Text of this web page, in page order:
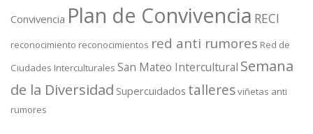
Convivencia Plan de Convivencia RECI
reconocimiento reconocimientos red anti rumores Red de
Ciudades Interculturales San Mateo Intercultural Semana
de la Diversidad Supercuidados talleresviñetas anti
rumores